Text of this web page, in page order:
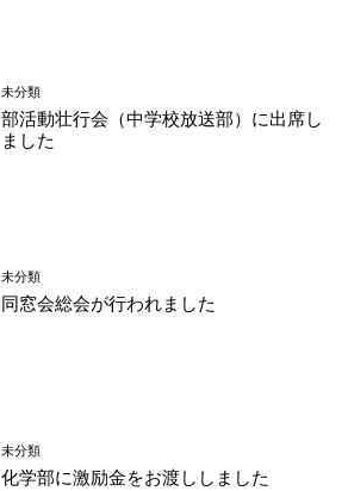
未分類
部活動壮行会（中学校放送部）に出席し
ました
未分類
同窓会総会が行われました
未分類
化学部に激励金をお渡ししました